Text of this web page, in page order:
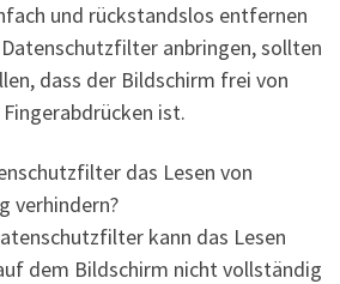
und rückstandslos entfernen
anbringen, sollten
dass der Bildschirm frei von
ist.
das Lesen von
verhindern?
kann das Lesen
dem Bildschirm nicht vollständig